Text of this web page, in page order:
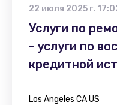
22 июля 2025 г.
Услуги по
- услуги по
кредитной
Los Angeles CA US